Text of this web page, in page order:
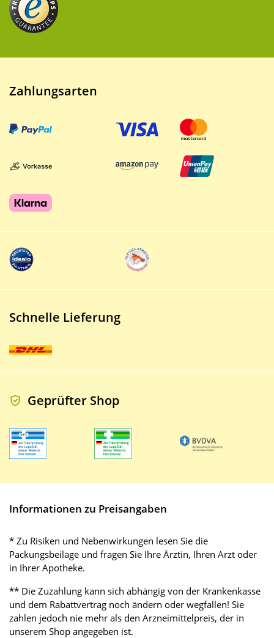
Zahlungsarten
Schnelle Lieferung
Geprüfter Shop
Informationen zu Preisangaben
* Zu Risiken und Nebenwirkungen lesen Sie die
Packungsbeilage und fragen Sie Ihre Ärztin, Ihren Arzt oder
in Ihrer Apotheke.
** Die Zuzahlung kann sich abhängig von der Krankenkasse
und dem Rabattvertrag noch ändern oder wegfallen! Sie
zahlen jedoch nie mehr als den Arzneimittelpreis, der in
unserem Shop angegeben ist.